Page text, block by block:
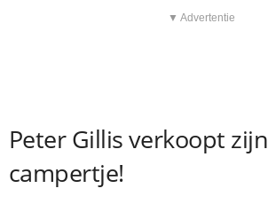
▼ Advertentie
Peter Gillis verkoopt zijn
campertje!